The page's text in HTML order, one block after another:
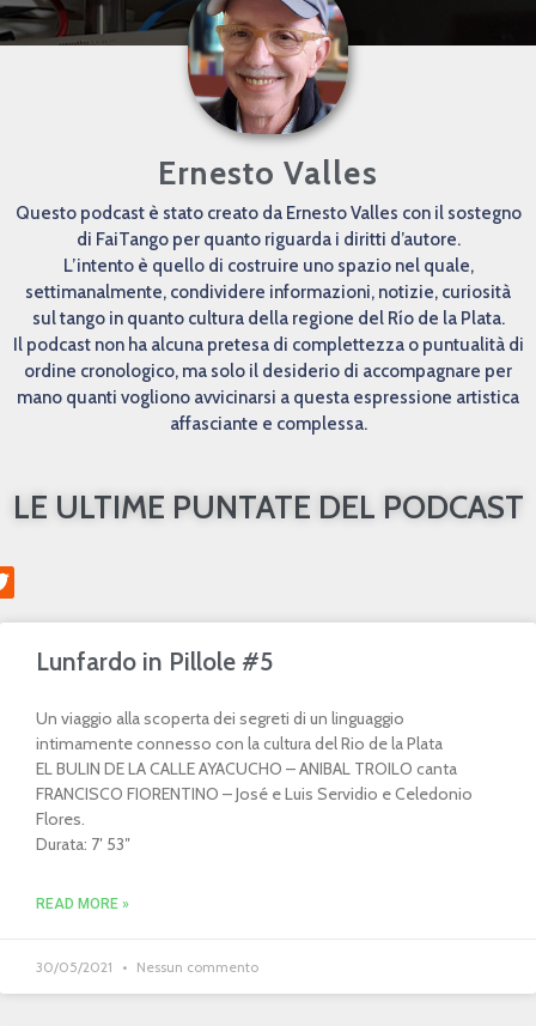
Ernesto Valles
Questo podcast è stato creato da Ernesto Valles con il sostegno
di FaiTango per quanto riguarda i diritti d’autore.
L’intento è quello di costruire uno spazio nel quale,
settimanalmente, condividere informazioni, notizie, curiosità
sul tango in quanto cultura della regione del Río de la Plata.
Il podcast non ha alcuna pretesa di complettezza o puntualità di
ordine cronologico, ma solo il desiderio di accompagnare per
mano quanti vogliono avvicinarsi a questa espressione artistica
affasciante e complessa.
LE ULTIME PUNTATE DEL PODCAST
Lunfardo in Pillole #5
Un viaggio alla scoperta dei segreti di un linguaggio
intimamente connesso con la cultura del Rio de la Plata
EL BULIN DE LA CALLE AYACUCHO – ANIBAL TROILO canta
FRANCISCO FIORENTINO – José e Luis Servidio e Celedonio
Flores.
Durata: 7′ 53″
READ MORE »
30/05/2021 Nessun commento